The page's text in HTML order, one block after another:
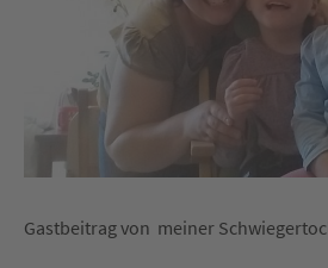
Gastbeitrag von meiner